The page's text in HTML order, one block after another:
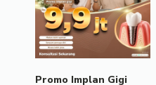
Promo Implan Gigi